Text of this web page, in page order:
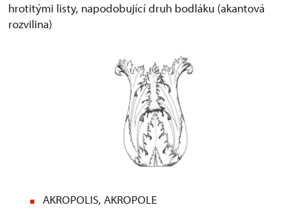
hrotitými listy, napodobující druh bodláku (akantová
rozvilina)
AKROPOLIS, AKROPOLE